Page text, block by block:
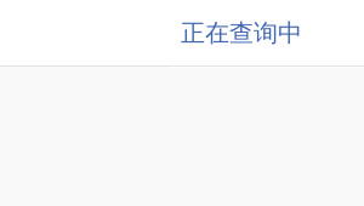
正在查询中